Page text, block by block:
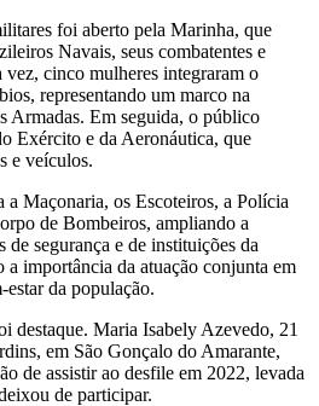
foi aberto pela Marinha, que
Navais, seus combatentes e
cinco mulheres integraram o
representando um marco na
Armadas. Em seguida, o público
Exército e da Aeronáutica, que
e veículos.
a Maçonaria, os Escoteiros, a Polícia
de Bombeiros, ampliando a
de segurança e de instituições da
importância da atuação conjunta em
da população.
destaque. Maria Isabely Azevedo, 21
em São Gonçalo do Amarante,
de assistir ao desfile em 2022, levada
de participar.